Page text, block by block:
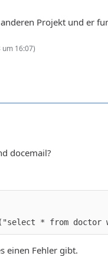
Projekt und er
um 16:07)
docemail?
* from doctor
einen Fehler gibt.